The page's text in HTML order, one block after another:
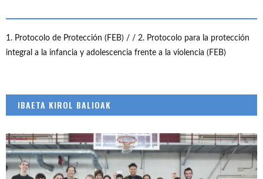
1. Protocolo de Protección (FEB) / / 2. Protocolo para la protección
integral a la infancia y adolescencia frente a la violencia (FEB)
IBAETA KIROL BALIOAK